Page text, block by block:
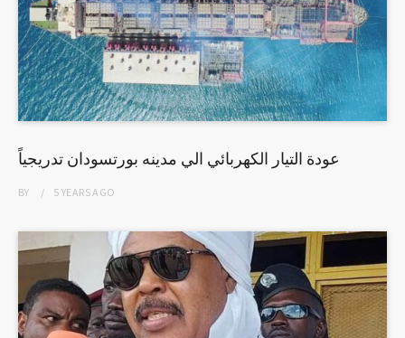
عودة التيار الكهربائي الي مدينه بورتسودان تدريجياً
BY 5 YEARSAGO